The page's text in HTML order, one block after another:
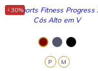
↓ 30%
P M